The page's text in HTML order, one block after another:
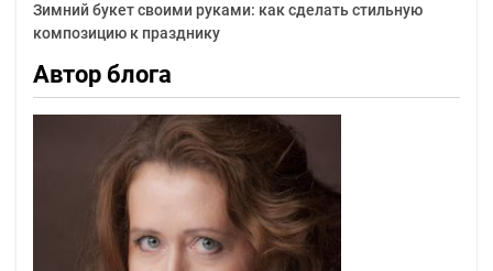
Зимний букет своими руками: как сделать стильную
композицию к празднику
Автор блога